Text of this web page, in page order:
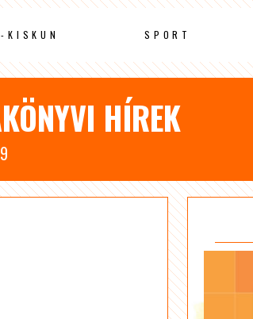
KISKUN SPORT
HÍREK